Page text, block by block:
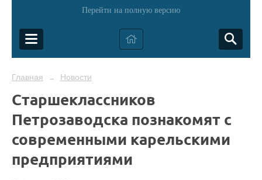
Перейти на полную версию
Главная → Новости
Старшеклассников
Петрозаводска познакомят с
современными карельскими
предприятиями